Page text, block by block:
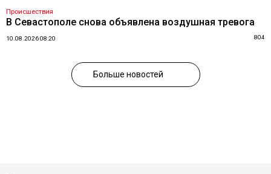
Происшествия
В Севастополе снова объявлена воздушная тревога
10.08.2026 08:20 804
Больше новостей